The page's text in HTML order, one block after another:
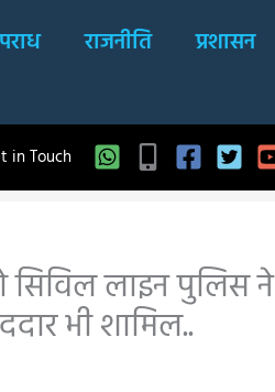
राजनीति प्रशासन
in Touch
सिविल लाइन पुलिस ने
भी शामिल..